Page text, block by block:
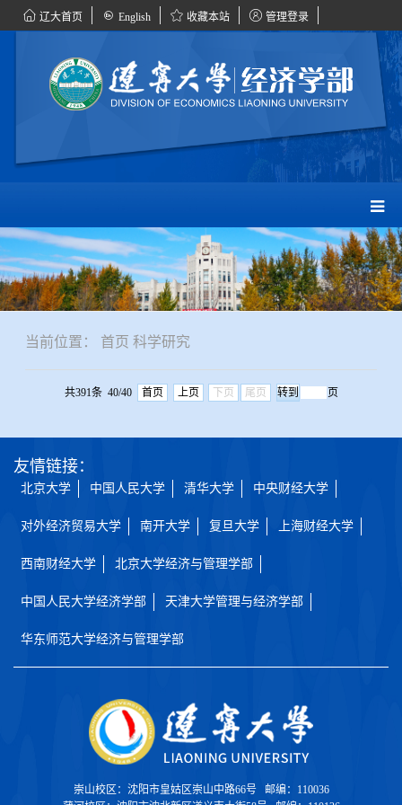
辽大首页 English 收藏本站 管理登录
当前位置： 首页 科学研究
共391条 40/40 首页 上页 下页 尾页 页
友情链接：
北京大学 中国人民大学 清华大学 中央财经大学
对外经济贸易大学 南开大学 复旦大学 上海财经大学
西南财经大学 北京大学经济与管理学部
中国人民大学经济学部 天津大学管理与经济学部
华东师范大学经济与管理学部
崇山校区：沈阳市皇姑区崇山中路66号 邮编：110036